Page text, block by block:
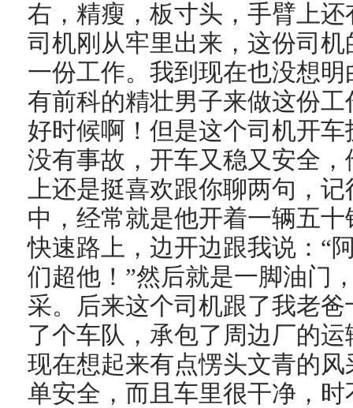
右，精瘦，板寸头，手臂上
司机刚从牢里出来，这份司
一份工作。我到现在也没想
有前科的精壮男子来做这份
好时候啊！但是这个司机开
没有事故，开车又稳又安全
上还是挺喜欢跟你聊两句，
中，经常就是他开着一辆五
快速路上，边开边跟我说：“
们超他！”然后就是一脚油门
采。后来这个司机跟了我老
了个车队，承包了周边厂的
现在想起来有点愣头文青的
单安全，而且车里很干净，